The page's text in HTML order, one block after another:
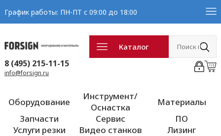
График работы: ПН-ПТ с 09:00 до 18:00
Каталог
8 (495) 215-11-15
info@forsign.ru
Оборудование
Инструмент/
Оснастка
Материалы
Запчасти
Сервис
ПО
Услуги резки
Видео станков Лизинг